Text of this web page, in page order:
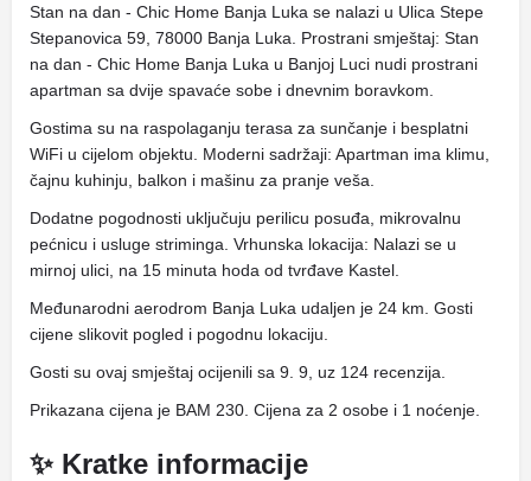
Stan na dan - Chic Home Banja Luka se nalazi u Ulica Stepe
Stepanovica 59, 78000 Banja Luka. Prostrani smještaj: Stan
na dan - Chic Home Banja Luka u Banjoj Luci nudi prostrani
apartman sa dvije spavaće sobe i dnevnim boravkom.
Gostima su na raspolaganju terasa za sunčanje i besplatni
WiFi u cijelom objektu. Moderni sadržaji: Apartman ima klimu,
čajnu kuhinju, balkon i mašinu za pranje veša.
Dodatne pogodnosti uključuju perilicu posuđa, mikrovalnu
pećnicu i usluge striminga. Vrhunska lokacija: Nalazi se u
mirnoj ulici, na 15 minuta hoda od tvrđave Kastel.
Međunarodni aerodrom Banja Luka udaljen je 24 km. Gosti
cijene slikovit pogled i pogodnu lokaciju.
Gosti su ovaj smještaj ocijenili sa 9. 9, uz 124 recenzija.
Prikazana cijena je BAM 230. Cijena za 2 osobe i 1 noćenje.
✨ Kratke informacije